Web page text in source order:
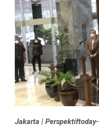
Jakarta | Perspektiftoday-